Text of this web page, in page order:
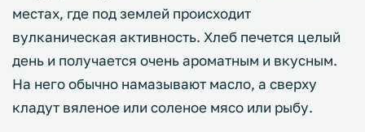
местах, где под землей происходит
вулканическая активность. Хлеб печется целый
день и получается очень ароматным и вкусным.
На него обычно намазывают масло, а сверху
кладут вяленое или соленое мясо или рыбу.